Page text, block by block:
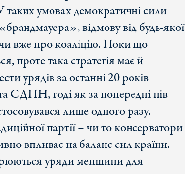
таких умовах демократичні сили
відмову від будь-якої
вже про коаліцію. Поки що
проте така стратегія має й
урядів за останні 20 років
тоді як за попередні пів
лише одного разу.
партії – чи то консерватори
впливає на баланс сил країни.
уряди меншини для